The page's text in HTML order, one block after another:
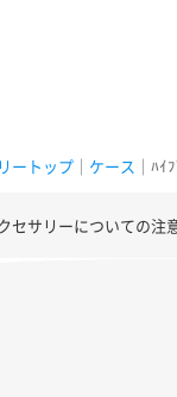
ートップ ケース ｜ﾊ
セサリーについての注